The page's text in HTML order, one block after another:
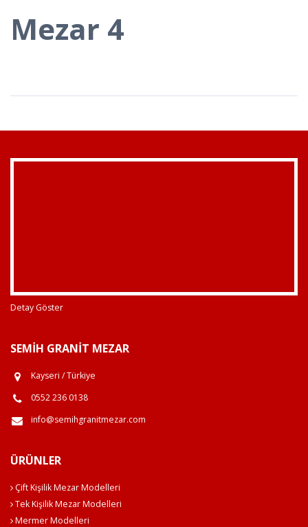
Mezar 4
Detay Göster
SEMIH GRANIT MEZAR
Kayseri / Türkiye
0552 236 0138
info@semihgranitmezar.com
ÜRÜNLER
Çift Kişilik Mezar Modelleri
Tek Kişilik Mezar Modelleri
Mermer Modelleri